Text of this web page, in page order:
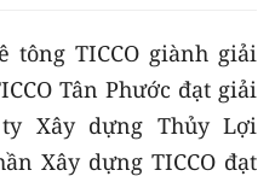
tông TICCO giành giải
Tân Phước đạt giải
Xây dựng Thủy Lợi
Xây dựng TICCO đạt